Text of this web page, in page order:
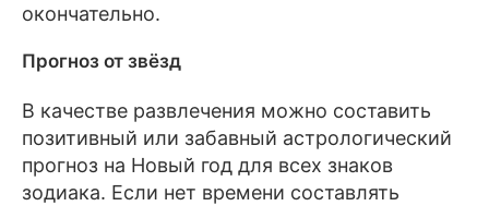
окончательно.
Прогноз от звёзд
В качестве развлечения можно составить
позитивный или забавный астрологический
прогноз на Новый год для всех знаков
зодиака. Если нет времени составлять